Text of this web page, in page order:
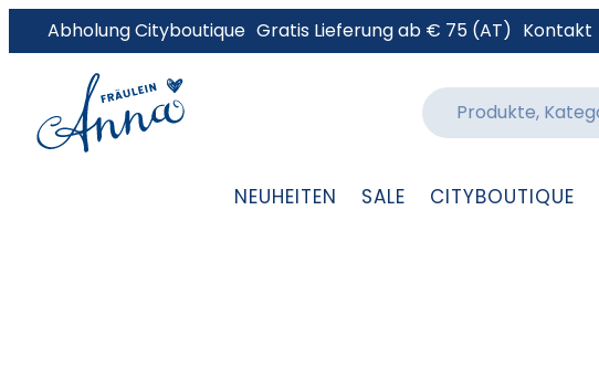
Abholung Cityboutique Gratis Lieferung ab € 75 (AT) Kontakt
NEUHEITEN SALE CITYBOUTIQUE